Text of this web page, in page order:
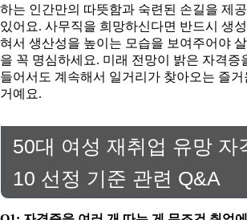
하는 인간만의 따뜻함과 숙련된 손길을 제
있어요. 사무직을 희망하신다면 반드시 생
혀서 생산성을 높이는 모습을 보여주어야
을 꼭 명심하세요. 미래 전망이 밝은 자격증
들어서도 계속해서 일거리가 찾아오는 즐
거예요.
50대 여성 재취업 유망 자
10 선정 기준 관련 Q&A